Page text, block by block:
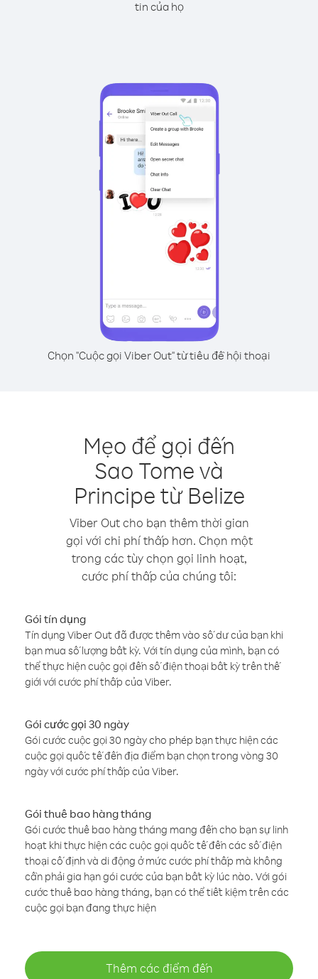
tin của họ
Chọn "Cuộc gọi Viber Out" từ tiêu đề hội thoại
Mẹo để gọi đến
Sao Tome và
Principe từ Belize
Viber Out cho bạn thêm thời gian
gọi với chi phí thấp hơn. Chọn một
trong các tùy chọn gọi linh hoạt,
cước phí thấp của chúng tôi:
Gói tín dụng
Tín dụng Viber Out đã được thêm vào số dư của bạn khi
bạn mua số lượng bất kỳ. Với tín dụng của mình, bạn có
thể thực hiện cuộc gọi đến số điện thoại bất kỳ trên thế
giới với cước phí thấp của Viber.
Gói cước gọi 30 ngày
Gói cước cuộc gọi 30 ngày cho phép bạn thực hiện các
cuộc gọi quốc tế đến địa điểm bạn chọn trong vòng 30
ngày với cước phí thấp của Viber.
Gói thuê bao hàng tháng
Gói cước thuê bao hàng tháng mang đến cho bạn sự linh
hoạt khi thực hiện các cuộc gọi quốc tế đến các số điện
thoại cố định và di động ở mức cước phí thấp mà không
cần phải gia hạn gói cước của bạn bất kỳ lúc nào. Với gói
cước thuê bao hàng tháng, bạn có thể tiết kiệm trên các
cuộc gọi bạn đang thực hiện
Thêm các điểm đến